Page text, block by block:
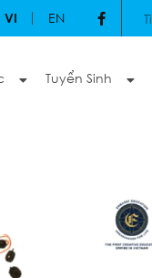
VI EN
Tuyển Sinh